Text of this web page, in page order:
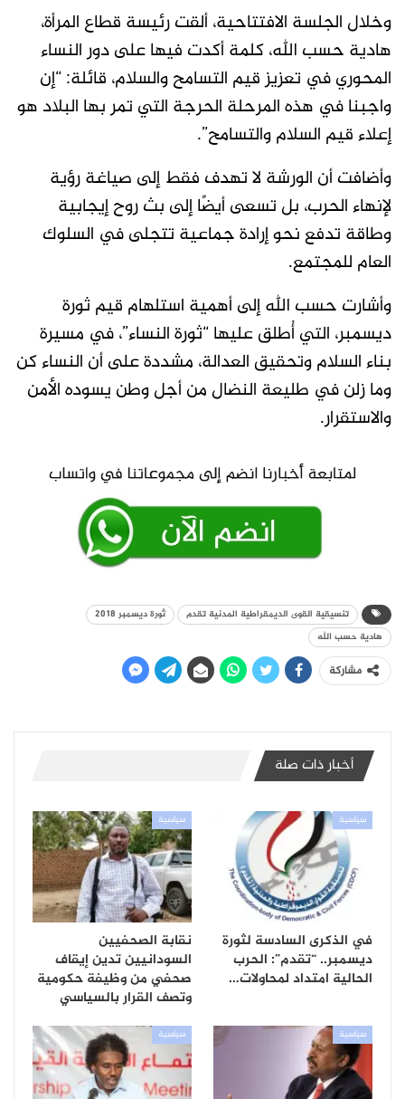
وخلال الجلسة الافتتاحية، ألقت رئيسة قطاع المرأة،
هادية حسب الله، كلمة أكدت فيها على دور النساء
المحوري في تعزيز قيم التسامح والسلام، قائلة: “إن
واجبنا في هذه المرحلة الحرجة التي تمر بها البلاد هو
إعلاء قيم السلام والتسامح”.
وأضافت أن الورشة لا تهدف فقط إلى صياغة رؤية
لإنهاء الحرب، بل تسعى أيضًا إلى بث روح إيجابية
وطاقة تدفع نحو إرادة جماعية تتجلى في السلوك
العام للمجتمع.
وأشارت حسب الله إلى أهمية استلهام قيم ثورة
ديسمبر، التي أُطلق عليها “ثورة النساء”، في مسيرة
بناء السلام وتحقيق العدالة، مشددة على أن النساء كن
وما زلن في طليعة النضال من أجل وطن يسوده الأمن
والاستقرار.
تنسيقية القوى الديمقراطية المدنية تقدم
ثورة ديسمبر 2018
هادية حسب الله
مشاركة
أخبار ذات صلة
سياسية
في الذكرى السادسة لثورة
ديسمبر.. “تقدم”: الحرب
الحالية امتداد لمحاولات…
سياسية
نقابة الصحفيين
السودانيين تدين إيقاف
صحفي من وظيفة حكومية
وتصف القرار بالسياسي
سياسية سياسية